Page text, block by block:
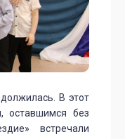
В этот
оставшимся без
встречали